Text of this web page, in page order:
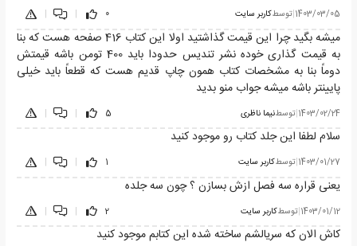
1403/03/05
|توسطکاربر سایت 0
|
|
میشه بگید چرا این قیمت گذاشتید اولا این کتاب 416 صفحه هست که بنا
به قیمت گذاری خوده نشر تندیس حدودا باید 400 تومن باشه قیمتش
دوماً بنا به مشخصات کتاب همون چاپ قدیم هست که قطعاً باید خیلی
پایینتر باشه میشه جواب منو بدید
1403/02/24
|توسطنیما ناظری 5
|
|
سلام لطفا این جلد کتاب رو موجود کنید
1403/01/27
|توسطکاربر سایت 1
|
|
یعنی قراره سه فصل ازش بسازن ؟ چون سه جلده
1403/01/12
|توسطکاربر سایت 2
|
|
کاش الان که سریالشم ساخته شده این کتابم موجود کنید